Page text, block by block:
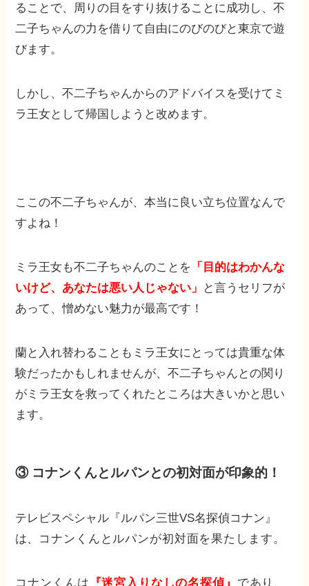
ることで、周りの目をすり抜けることに成功し、不
二子ちゃんの力を借りて自由にのびのびと東京で遊
びます。
しかし、不二子ちゃんからのアドバイスを受けてミ
ラ王女として帰国しようと改めます。
ここの不二子ちゃんが、本当に良い立ち位置なんで
すよね！
ミラ王女も不二子ちゃんのことを 「目的はわかんな
いけど、あなたは悪い人じゃない」
と言うセリフが
あって、憎めない魅力が最高です！
蘭と入れ替わることもミラ王女にとっては貴重な体
験だったかもしれませんが、不二子ちゃんとの関り
がミラ王女を救ってくれたところは大きいかと思い
ます。
③ コナンくんとルパンとの初対面が印象的！
テレビスペシャル『ルパン三世VS名探偵コナン』
は、 コナンくんとルパンが初対面を果たします。
コナンくんは 『迷宮入りなしの名探偵』 であり、